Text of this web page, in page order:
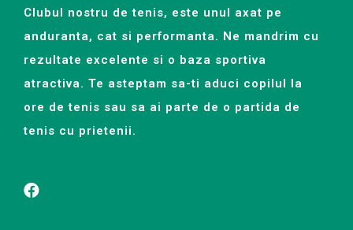
Clubul nostru de tenis, este unul axat pe
anduranta, cat si performanta. Ne mandrim cu
rezultate excelente si o baza sportiva
atractiva. Te asteptam sa-ti aduci copilul la
ore de tenis sau sa ai parte de o partida de
tenis cu prietenii.